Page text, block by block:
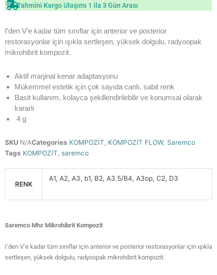
Tahmini Kargo Ulaşımı 1 ila 3 Gün Arası
I’den V’e kadar tüm sınıflar için anterior ve posterior
restorasyonlar için ışıkla sertleşen, yüksek dolgulu, radyoopak
mikrohibrit kompozit.
Aktif marjinal kenar adaptasyonu
Mükemmel estetik için çok sayıda canlı, sabit renk
Basit kullanım, kolayca şekillendirilebilir ve konumsal olarak
kararlı
4 g
SKU N/ACategories KOMPOZİT, KOMPOZİT FLOW, Saremco
Tags KOMPOZİT, saremco
RENK
A1, A2, A3, b1, B2, A3.5/B4, A3op, C2, D3
Saremco Mhc Mikrohibrit Kompozit
I’den V’e kadar tüm sınıflar için anterior ve posterior restorasyonlar için ışıkla
sertleşen, yüksek dolgulu, radyoopak mikrohibrit kompozit.